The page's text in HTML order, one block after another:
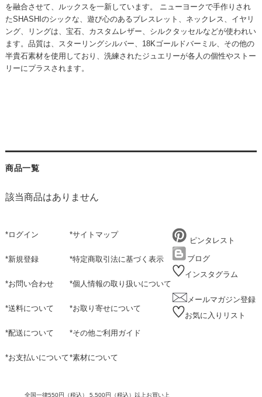
を融合させて、ルックスを一新しています。 ニューヨークで手作りされ
たSHASHIのシックな、遊び心のあるブレスレット、ネックレス、イヤリ
ング、リングは、宝石、カスタムレザー、シルクタッセルなどが使われい
ます。品質は、スターリングシルバー、18Kゴールドバーミル、その他の
半貴石素材を使用しており、洗練されたジュエリーが各人の個性やストー
リーにプラスされます。
商品一覧
該当商品はありません
*ログイン
*新規登録
*お問い合わせ
*送料について
*配送について
*お支払いについて
*サイトマップ
*特定商取引法に基づく表示
*個人情報の取り扱いについて
*お取り寄せについて
*その他ご利用ガイド
*素材について
ピンタレスト
ブログ
インスタグラム
メールマガジン登録
お気に入りリスト
全国一律550円（税込） 5,500円（税込）以上お買い上